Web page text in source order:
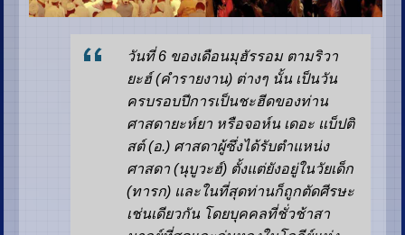
วันที่ 6 ของเดือนมุฮัรรอม ตามริวา
ยะฮ์ (คำรายงาน) ต่างๆ นั้น เป็นวัน
ครบรอบปีการเป็นชะฮีดของท่าน
ศาสดายะห์ยา หรือจอห์น เดอะ แบ็ปติ
สต์ (อ.) ศาสดาผู้ซึ่งได้รับตำแหน่ง
ศาสดา (นุบูวะฮ์) ตั้งแต่ยังอยู่ในวัยเด็ก
(ทารก) และในที่สุดท่านก็ถูกตัดศีรษะ
เช่นเดียวกัน โดยบุคคลที่ชั่วช้าสา